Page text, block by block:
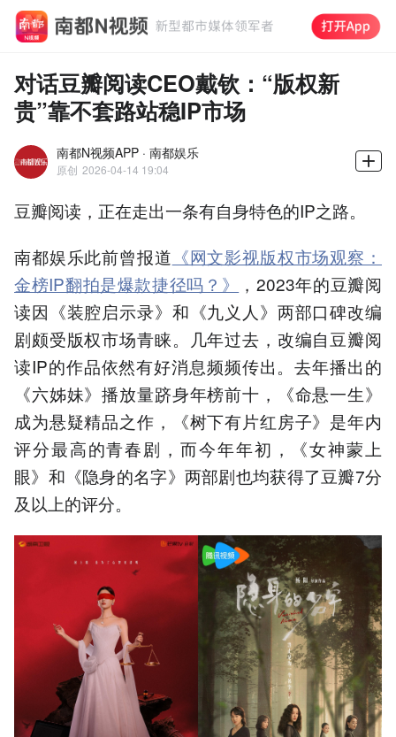
对话豆瓣阅读CEO戴钦：“版权新
贵”靠不套路站稳IP市场
南都N视频APP · 南都娱乐
原创 2026-04-14 19:04
豆瓣阅读，正在走出一条有自身特色的IP之路。
南都娱乐此前曾报道 《网文影视版权市场观察：
金榜IP翻拍是爆款捷径吗？》
，2023年的豆瓣阅
读因《装腔启示录》和《九义人》两部口碑改编
剧颇受版权市场青睐。几年过去，改编自豆瓣阅
读IP的作品依然有好消息频频传出。去年播出的
《六姊妹》播放量跻身年榜前十，《命悬一生》
成为悬疑精品之作，《树下有片红房子》是年内
评分最高的青春剧，而今年年初，《女神蒙上
眼》和《隐身的名字》两部剧也均获得了豆瓣7分
及以上的评分。